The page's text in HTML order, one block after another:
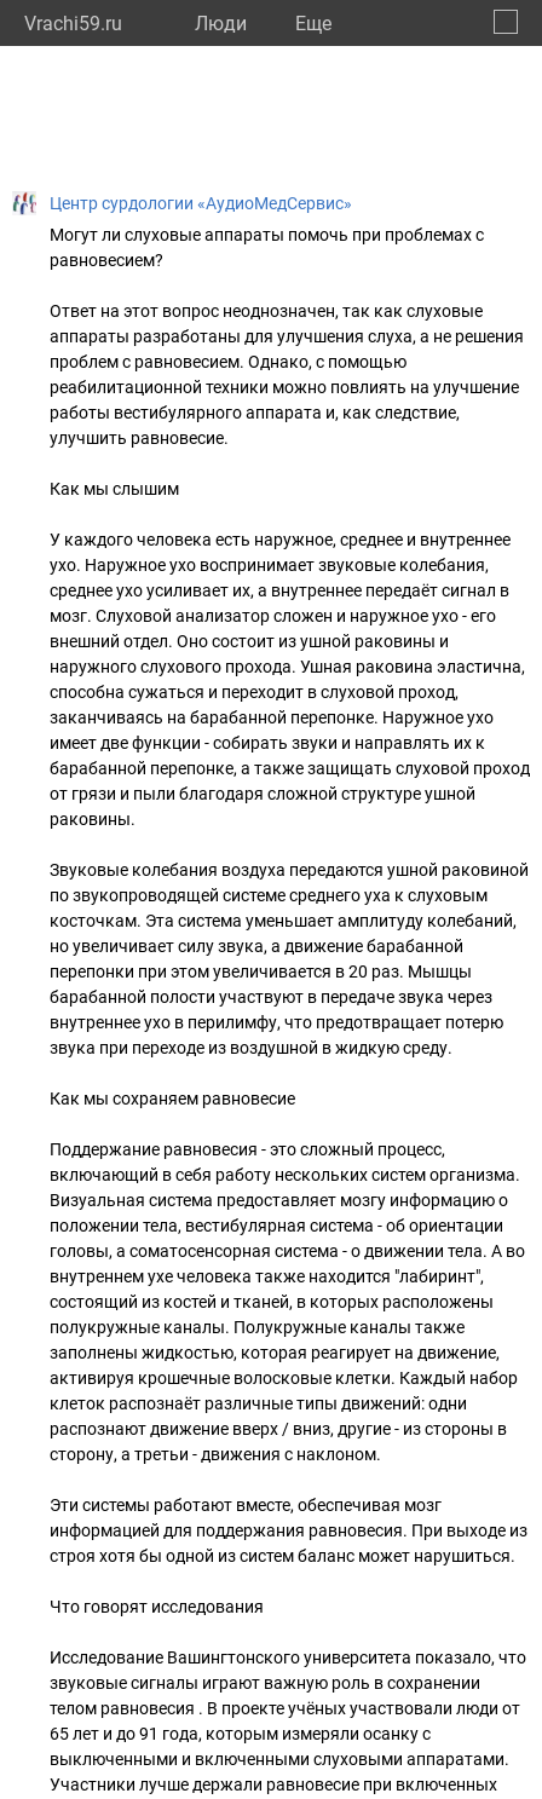
Vrachi59.ru Люди Eще
Центр сурдологии «АудиоМедСервис»
Могут ли слуховые аппараты помочь при проблемах с
равновесием?
Ответ на этот вопрос неоднозначен, так как слуховые
аппараты разработаны для улучшения слуха, а не решения
проблем с равновесием. Однако, с помощью
реабилитационной техники можно повлиять на улучшение
работы вестибулярного аппарата и, как следствие,
улучшить равновесие.
Как мы слышим
У каждого человека есть наружное, среднее и внутреннее
ухо. Наружное ухо воспринимает звуковые колебания,
среднее ухо усиливает их, а внутреннее передаёт сигнал в
мозг. Слуховой анализатор сложен и наружное ухо - его
внешний отдел. Оно состоит из ушной раковины и
наружного слухового прохода. Ушная раковина эластична,
способна сужаться и переходит в слуховой проход,
заканчиваясь на барабанной перепонке. Наружное ухо
имеет две функции - собирать звуки и направлять их к
барабанной перепонке, а также защищать слуховой проход
от грязи и пыли благодаря сложной структуре ушной
раковины.
Звуковые колебания воздуха передаются ушной раковиной
по звукопроводящей системе среднего уха к слуховым
косточкам. Эта система уменьшает амплитуду колебаний,
но увеличивает силу звука, а движение барабанной
перепонки при этом увеличивается в 20 раз. Мышцы
барабанной полости участвуют в передаче звука через
внутреннее ухо в перилимфу, что предотвращает потерю
звука при переходе из воздушной в жидкую среду.
Как мы сохраняем равновесие
Поддержание равновесия - это сложный процесс,
включающий в себя работу нескольких систем организма.
Визуальная система предоставляет мозгу информацию о
положении тела, вестибулярная система - об ориентации
головы, а соматосенсорная система - о движении тела. А во
внутреннем ухе человека также находится "лабиринт",
состоящий из костей и тканей, в которых расположены
полукружные каналы. Полукружные каналы также
заполнены жидкостью, которая реагирует на движение,
активируя крошечные волосковые клетки. Каждый набор
клеток распознаёт различные типы движений: одни
распознают движение вверх / вниз, другие - из стороны в
сторону, а третьи - движения с наклоном.
Эти системы работают вместе, обеспечивая мозг
информацией для поддержания равновесия. При выходе из
строя хотя бы одной из систем баланс может нарушиться.
Что говорят исследования
Исследование Вашингтонского университета показало, что
звуковые сигналы играют важную роль в сохранении
телом равновесия . В проекте учёных участвовали люди от
65 лет и до 91 года, которым измеряли осанку с
выключенными и включенными слуховыми аппаратами.
Участники лучше держали равновесие при включенных